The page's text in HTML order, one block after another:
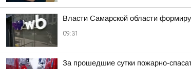
Власти Самарской области
09:31
За прошедшие сутки пожарно-